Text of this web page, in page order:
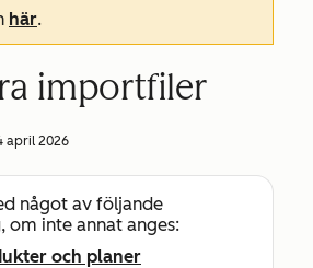
här.
importfiler
april 2026
något av följande
, om inte annat anges:
och planer